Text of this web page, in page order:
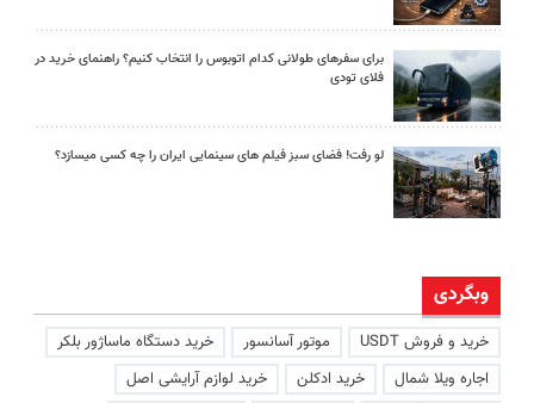
برای سفرهای طولانی کدام اتوبوس را انتخاب کنیم؟ راهنمای خرید در
فلای تودی
لو رفت! فضای سبز فیلم های سینمایی ایران را چه کسی میسازد؟
وبگردی
خرید و فروش USDT موتور آسانسور
خرید دستگاه ماساژور بلکر
اجاره ویلا شمال
خرید ادکلن
خرید لوازم آرایشی اصل